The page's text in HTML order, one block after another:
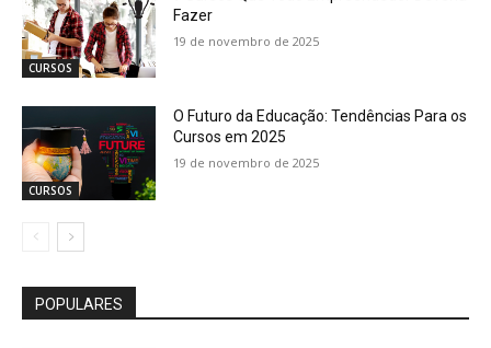
CURSOS
Fazer
19 de novembro de 2025
CURSOS
O Futuro da Educação: Tendências Para os
Cursos em 2025
19 de novembro de 2025
POPULARES